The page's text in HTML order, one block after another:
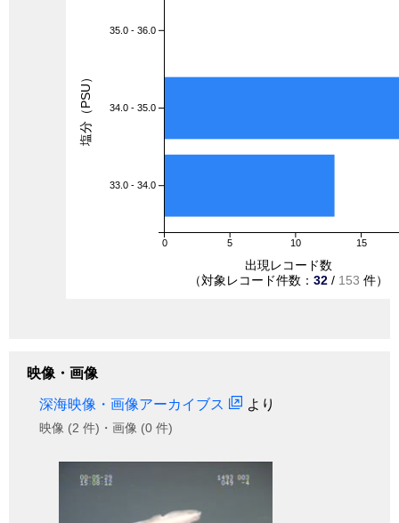
0 5 10 15
35.0 - 36.0
34.0 - 35.0
33.0 - 34.0
出現レコード数
（対象レコード件数： 32 / 153 件）
塩分（PSU）
映像・画像
深海映像・画像アーカイブス より
映像 (2 件)・画像 (0 件)